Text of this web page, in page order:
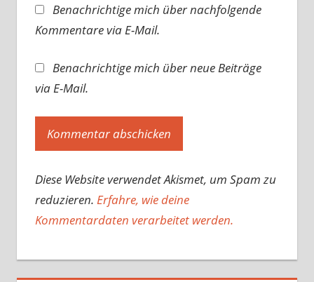
Benachrichtige mich über nachfolgende
Kommentare via E-Mail.
Benachrichtige mich über neue Beiträge
via E-Mail.
Diese Website verwendet Akismet, um Spam zu
reduzieren. Erfahre, wie deine
Kommentardaten verarbeitet werden.